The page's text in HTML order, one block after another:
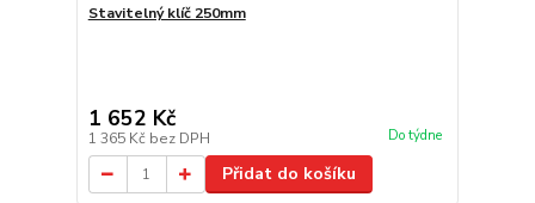
Stavitelný klíč 250mm
1 652 Kč
1 365 Kč bez DPH Do týdne
Přidat do košíku